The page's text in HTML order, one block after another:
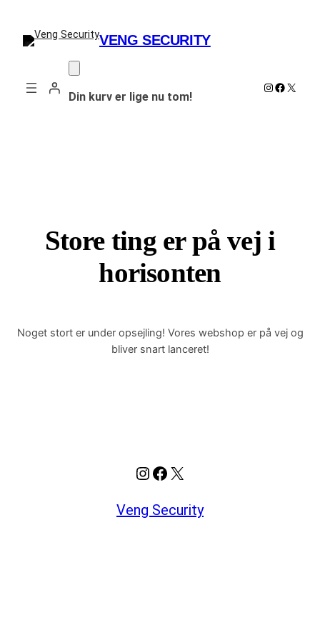
VENG SECURITY
Din kurv er lige nu tom!
Instagram
X
Store ting er på vej i
horisonten
Noget stort er under opsejling! Vores webshop er på vej og
bliver snart lanceret!
Instagram
Facebook
X
Veng Security